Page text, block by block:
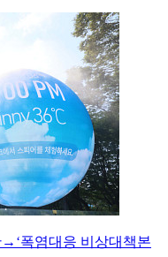
폭염대응 비상대책본